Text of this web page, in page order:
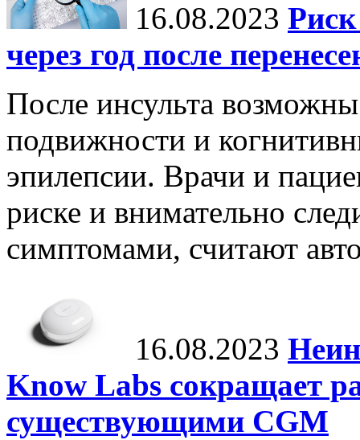
16.08.2023 Риск
через год после
После инсульта
подвижности и
эпилепсии. Врачи и
риске и внимательно
симптомами, считают
16.08.2023
Know Labs сокращает
существующими CGM